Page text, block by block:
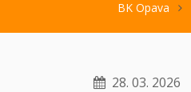
BK Opava
28. 03. 2026